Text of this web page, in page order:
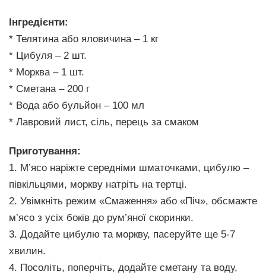
Інгредієнти:
* Телятина або яловичина – 1 кг
* Цибуля – 2 шт.
* Морква – 1 шт.
* Сметана – 200 г
* Вода або бульйон – 100 мл
* Лавровий лист, сіль, перець за смаком
Приготування:
1. М’ясо наріжте середніми шматочками, цибулю –
півкільцями, моркву натріть на тертці.
2. Увімкніть режим «Смаження» або «Піч», обсмажте
м’ясо з усіх боків до рум’яної скоринки.
3. Додайте цибулю та моркву, пасеруйте ще 5-7
хвилин.
4. Посоліть, поперчіть, додайте сметану та воду,